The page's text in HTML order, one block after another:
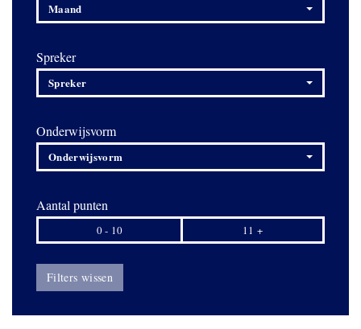
Maand
Spreker
Spreker
Onderwijsvorm
Onderwijsvorm
Aantal punten
0 - 10 11 +
Filters wissen